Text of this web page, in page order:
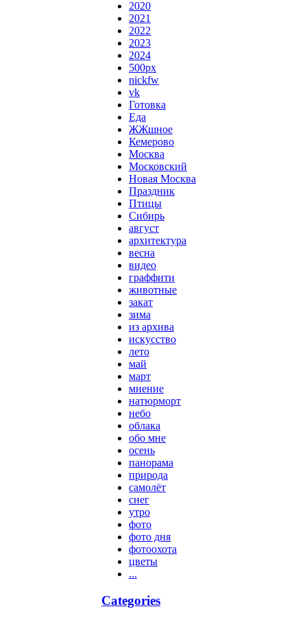
2020
2021
2022
2023
2024
500px
nickfw
vk
Готовка
Еда
ЖЖшное
Кемерово
Москва
Московский
Новая Москва
Праздник
Птицы
Сибирь
август
архитектура
весна
видео
граффити
животные
закат
зима
из архива
искусство
лето
май
март
мнение
натюрморт
небо
облака
обо мне
осень
панорама
природа
самолёт
снег
утро
фото
фото дня
фотоохота
цветы
...
Categories